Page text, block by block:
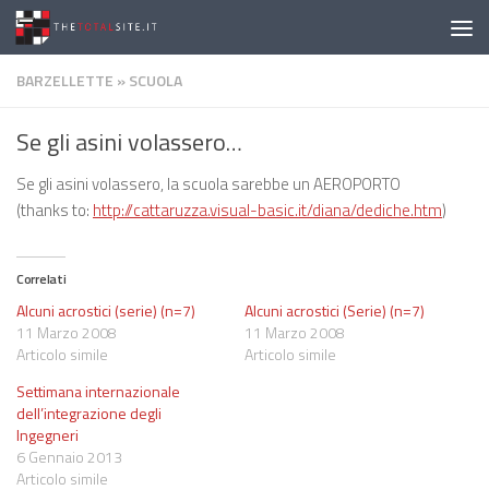
Salta al contenuto
BARZELLETTE »SCUOLA
Se gli asini volassero…
Se gli asini volassero, la scuola sarebbe un AEROPORTO
(thanks to: http://cattaruzza.visual-basic.it/diana/dediche.htm)
Correlati
Alcuni acrostici (serie) (n=7)
11 Marzo 2008
Articolo simile
Alcuni acrostici (Serie) (n=7)
11 Marzo 2008
Articolo simile
Settimana internazionale
dell’integrazione degli
Ingegneri
6 Gennaio 2013
Articolo simile